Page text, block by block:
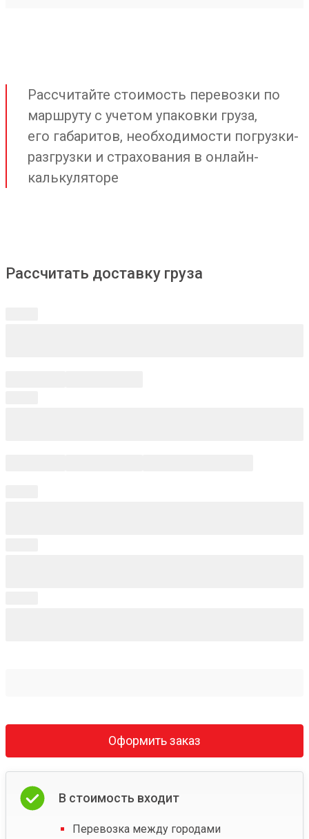
Рассчитайте стоимость перевозки по
маршруту с учетом упаковки груза,
его габаритов, необходимости погрузки-
разгрузки и страхования в онлайн-
калькуляторе
Рассчитать доставку груза
Оформить заказ
В стоимость входит
Перевозка между городами